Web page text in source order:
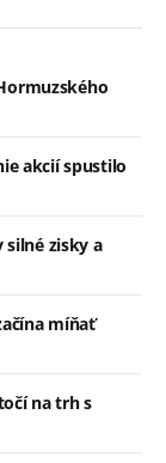
akcií spustilo
silné zisky a
míňať
na trh s